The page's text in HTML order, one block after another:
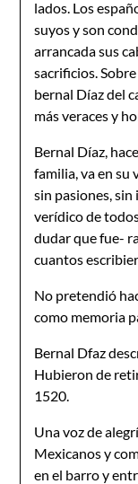
lados. Los
suyos y son
arrancada sus
sacrificios.
bernal Díaz del
más veraces y
Bernal Díaz,
familia, va en su
sin pasiones, sin
verídico de
dudar que fue-
cuantos
No pretendió
como memoria
Bernal Dfaz
Hubieron de
1520.
Una voz de
Mexicanos y
en el barro y